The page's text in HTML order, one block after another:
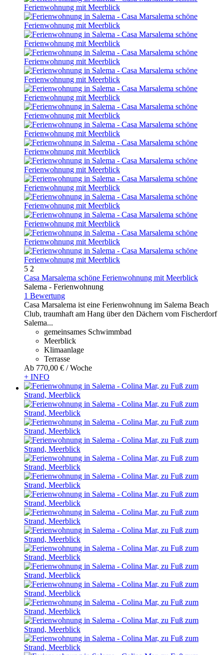
5 2
Casa Marsalema schöne Ferienwohnung mit Meerblick
Salema - Ferienwohnung
1 Bewertung
Casa Marsalema ist eine Ferienwohnung im Salema Beach
Club, traumhaft am Hang über den Dächern vom Fischerdorf
Salema...
gemeinsames Schwimmbad
Meerblick
Klimaanlage
Terrasse
Ab 770,00 € / Woche
+ INFO